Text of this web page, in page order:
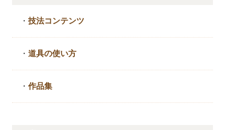
・技法コンテンツ
・道具の使い方
・作品集